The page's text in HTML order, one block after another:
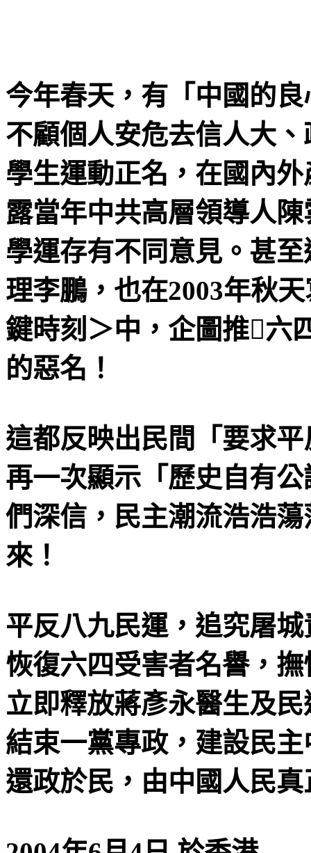
今年春天，有「中國的
不顧個人安危去信人大
學生運動正名，在國內
露當年中共高層領導人
學運存有不同意見。甚
理李鵬，也在2003年秋
鍵時刻＞中，企圖推六
的惡名！
這都反映出民間「要求
再一次顯示「歷史自有
們深信，民主潮流浩浩
來！
平反八九民運，追究屠城
恢復六四受害者名譽，
立即釋放蔣彥永醫生及
結束一黨專政，建設民主
還政於民，由中國人民